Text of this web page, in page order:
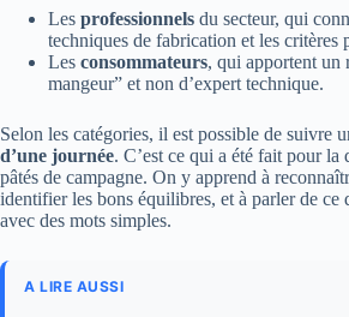
Les professionnels du secteur, qui
techniques de fabrication et les critères
Les consommateurs, qui apportent un
mangeur” et non d’expert technique.
Selon les catégories, il est possible de suivre
d’une journée. C’est ce qui a été fait pour la
pâtés de campagne. On y apprend à
identifier les bons équilibres, et à parler de ce
avec des mots simples.
A LIRE AUSSI